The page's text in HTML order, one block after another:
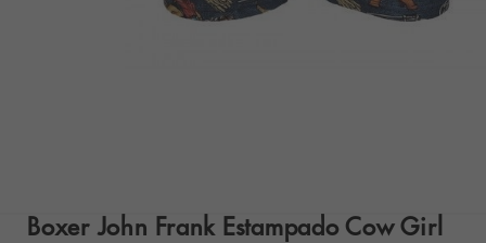
Boxer John Frank Estampado Cow Girl